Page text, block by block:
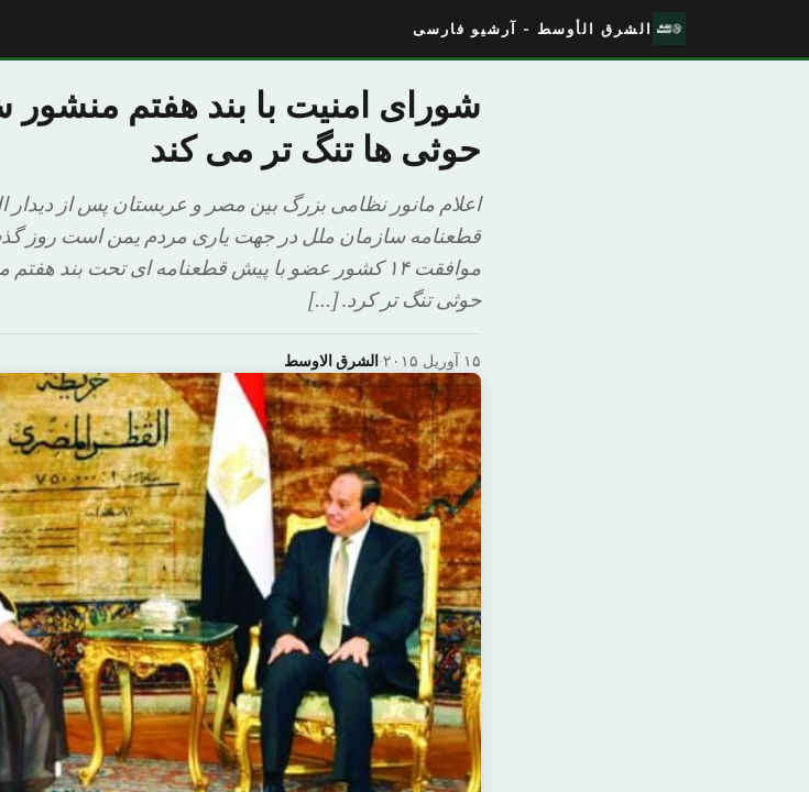
الشرق الأوسط - آرشیو فارسی
شورای امنیت با بند هفتم منشور
حوثی ها تنگ تر می کند
اعلام مانور نظامی بزرگ بین مصر و عربستان پس از دیدار
قطعنامه سازمان ملل در جهت یاری مردم یمن است روز
موافقت ۱۴ کشور عضو با پیش قطعنامه ای تحت بند
حوثی تنگ تر کرد. […]
الشرق الاوسط· ۱۵ آوریل ۲۰۱۵